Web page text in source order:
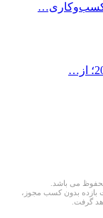
بازده بدون کسب مجوز،
گرفت.